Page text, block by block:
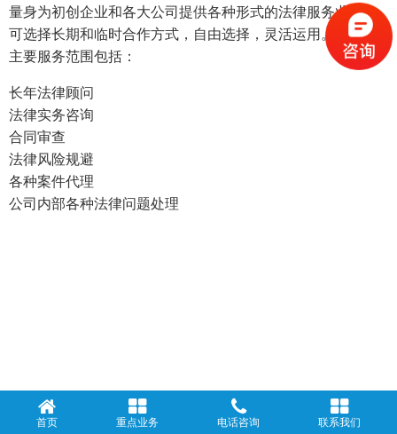
量身为初创企业和各大公司提供各种形式的法律服务业务。
可选择长期和临时合作方式，自由选择，灵活运用。
主要服务范围包括：
长年法律顾问
法律实务咨询
合同审查
法律风险规避
各种案件代理
公司内部各种法律问题处理
首页 重点业务 电话咨询 联系我们